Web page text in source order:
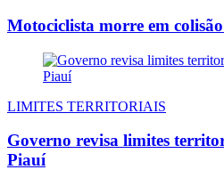
Motociclista morre em
LIMITES TERRITORIAIS
Governo revisa limites
Piauí